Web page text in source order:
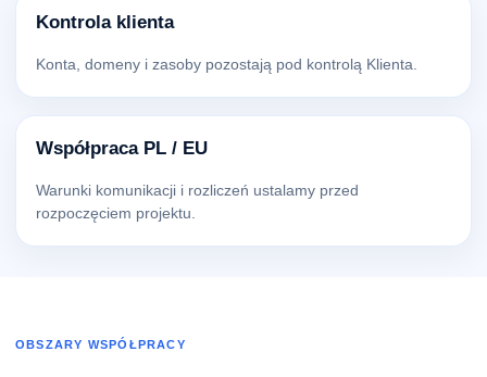
Kontrola klienta
Konta, domeny i zasoby pozostają pod kontrolą Klienta.
Współpraca PL / EU
Warunki komunikacji i rozliczeń ustalamy przed
rozpoczęciem projektu.
OBSZARY WSPÓŁPRACY